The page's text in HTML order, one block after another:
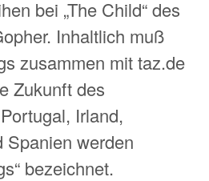
bei „The Child“ des
Inhaltlich muß
zusammen mit taz.de
Zukunft des
Irland,
Spanien werden
bezeichnet.